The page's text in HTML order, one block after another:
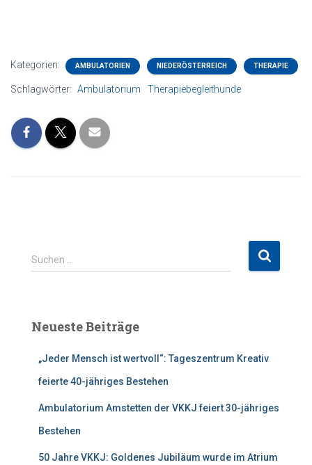
Kategorien: AMBULATORIEN NIEDERÖSTERREICH THERAPIE
Schlagwörter: Ambulatorium Therapiebegleithunde
S
u
n
Suchen …
Neueste Beiträge
„Jeder Mensch ist wertvoll“: Tageszentrum Kreativ
feierte 40-jähriges Bestehen
Ambulatorium Amstetten der VKKJ feiert 30-jähriges
Bestehen
50 Jahre VKKJ: Goldenes Jubiläum wurde im Atrium